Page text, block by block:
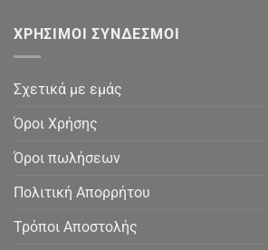
ΧΡΉΣΙΜΟΙ ΣΎΝΔΕΣΜΟΙ
Σχετικά με εμάς
Όροι Χρήσης
Όροι πωλήσεων
Πολιτική Απορρήτου
Τρόποι Αποστολής